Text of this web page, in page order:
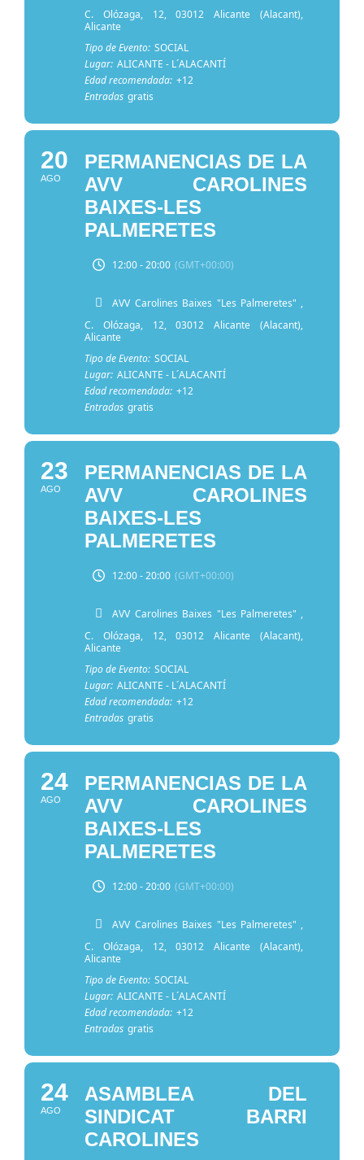
C. Olózaga, 12, 03012 Alicante (Alacant),
Alicante
Tipo de Evento: SOCIAL
Lugar: ALICANTE - L´ALACANTÍ
Edad recomendada: +12
Entradas gratis
20
AGO
PERMANENCIAS DE LA
AVV CAROLINES
BAIXES-LES
PALMERETES
12:00 - 20:00 (GMT+00:00)
AVV Carolines Baixes "Les Palmeretes" ,
C. Olózaga, 12, 03012 Alicante (Alacant),
Alicante
Tipo de Evento: SOCIAL
Lugar: ALICANTE - L´ALACANTÍ
Edad recomendada: +12
Entradas gratis
23
AGO
PERMANENCIAS DE LA
AVV CAROLINES
BAIXES-LES
PALMERETES
12:00 - 20:00 (GMT+00:00)
AVV Carolines Baixes "Les Palmeretes" ,
C. Olózaga, 12, 03012 Alicante (Alacant),
Alicante
Tipo de Evento: SOCIAL
Lugar: ALICANTE - L´ALACANTÍ
Edad recomendada: +12
Entradas gratis
24
AGO
PERMANENCIAS DE LA
AVV CAROLINES
BAIXES-LES
PALMERETES
12:00 - 20:00 (GMT+00:00)
AVV Carolines Baixes "Les Palmeretes" ,
C. Olózaga, 12, 03012 Alicante (Alacant),
Alicante
Tipo de Evento: SOCIAL
Lugar: ALICANTE - L´ALACANTÍ
Edad recomendada: +12
Entradas gratis
24
AGO
ASAMBLEA DEL
SINDICAT BARRI
CAROLINES